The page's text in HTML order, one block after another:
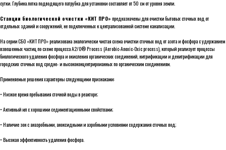
сутки. Глубина лотка подводящего патрубка для установки составляет от 50 cм от уровня земли.
Станции биологической очистки «КИТ ПРО» предназначены для очистки бытовых сточных вод от
отдельных зданий и сооружений, не подключенных к централизованной системе канализации.
На серии СБО «КИТ ПРО» реализована экологически чистая схема очистки сточных вод от азота и фосфора с удержанием
взвешенных частиц по схеме процесса А2/О® Process (Aerobic-Anoxic-Oxic process), который реализует процессы
биологического удаления фосфора и окисления органических соединений, нитрификации и денитрификации для
городских сточных вод средне- и высококонцентрироианных по органическим соединениям.
Применяемые решения характерны следующими признаками:
• Низкое время пребывания сточной воды в реакторе;
• Активный ил с хорошими седиментационными свойствами;
• Наличие зон с анаэробными, аноксидными и аэробными условиями содержания сточных вод;
• Высокая эффективность удаления фосфора.